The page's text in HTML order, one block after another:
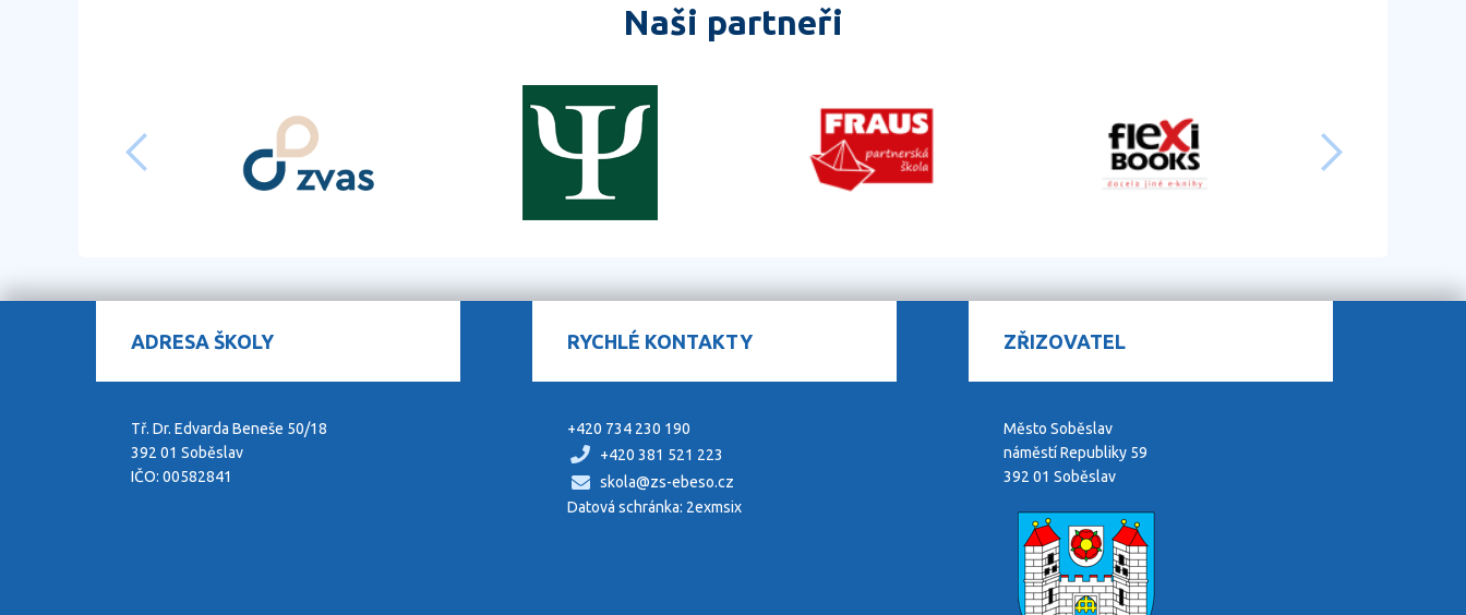
Naši partneři
ADRESA ŠKOLY
Tř. Dr. Edvarda Beneše 50/18
392 01 Soběslav
IČO: 00582841
RYCHLÉ KONTAKTY
+420 734 230 190
+420 381 521 223
skola@zs-ebeso.cz
Datová schránka: 2exmsix
ZŘIZOVATEL
Město Soběslav
náměstí Republiky 59
392 01 Soběslav